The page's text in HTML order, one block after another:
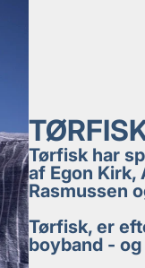
Tørfisk har
af Egon Kirk,
Rasmussen
Tørfisk, er
boyband -